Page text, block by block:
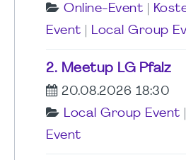
Online-Event
Event
Local Group
2. Meetup LG Pfalz
20.08.2026 18:30
Local Group Event
Event